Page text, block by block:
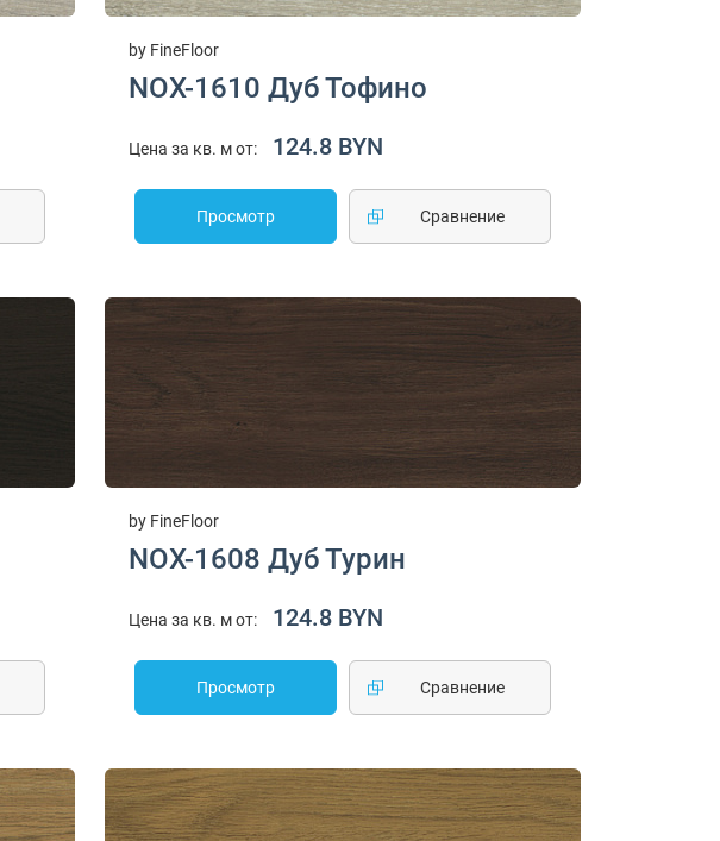
by FineFloor
NOX-1610 Дуб Тофино
Цена за кв. м от: 124.8 BYN
Просмотр Cравнение
by FineFloor
NOX-1608 Дуб Турин
Цена за кв. м от: 124.8 BYN
Просмотр Cравнение